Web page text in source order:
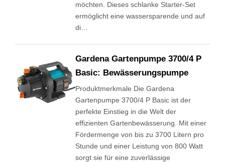
möchten. Dieses schlanke Starter-Set
ermöglicht eine wassersparende und auf
di…
Gardena Gartenpumpe 3700/4 P
Basic: Bewässerungspumpe
Produktmerkmale Die Gardena
Gartenpumpe 3700/4 P Basic ist der
perfekte Einstieg in die Welt der
effizienten Gartenbewässerung. Mit einer
Fördermenge von bis zu 3700 Litern pro
Stunde und einer Leistung von 800 Watt
sorgt sie für eine zuverlässige